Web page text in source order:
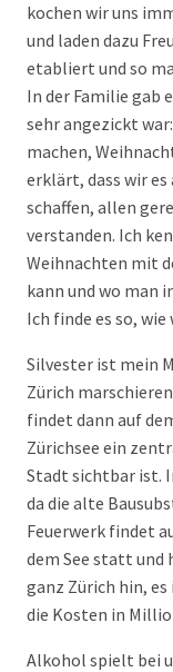
kochen wir uns
und laden dazu
etabliert und so
In der Familie gab
sehr angezickt
machen,
erklärt, dass wir es
schaffen, allen
verstanden. Ich
Weihnachten mit
kann und wo man
Ich finde es so,
Silvester ist mein
Zürich
findet dann auf
Zürichsee ein
Stadt sichtbar ist.
da die alte
Feuerwerk findet
dem See statt und
ganz Zürich hin,
die Kosten in
Alkohol spielt bei